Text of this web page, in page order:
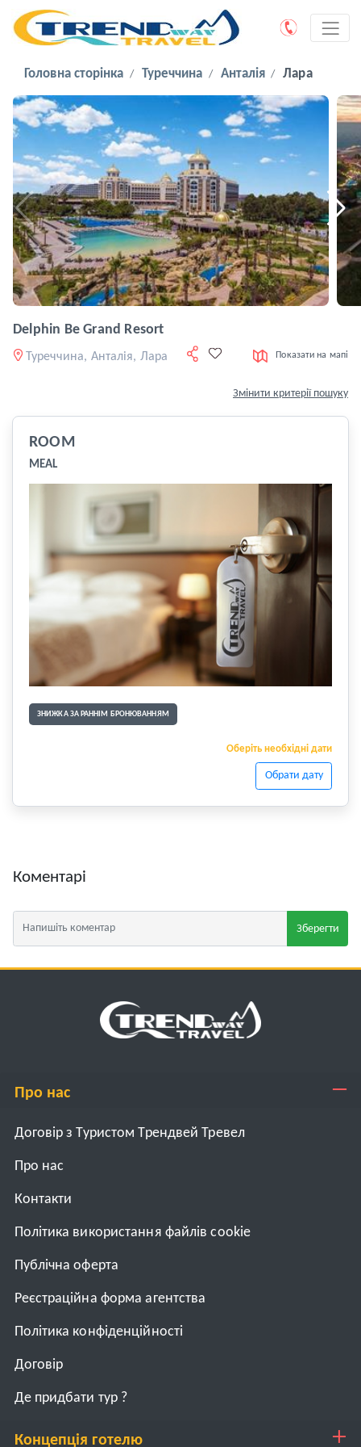
Головна сторінка Туреччина Анталія Лара
Delphin Be Grand Resort
Туреччина, Анталія, Лара Показати на мапі
Змінити критерії пошуку
ROOM
MEAL
ЗНИЖКА ЗА РАННІМ БРОНЮВАННЯМ
Оберіть необхідні дати
Обрати дату
Коментарі
Зберегти
Про нас
Договір з Туристом Трендвей Тревел
Про нас
Контакти
Політика використання файлів cookie
Публічна оферта
Реєстраційна форма агентства
Політика конфіденційності
Договiр
Де придбати тур ?
Концепція готелю